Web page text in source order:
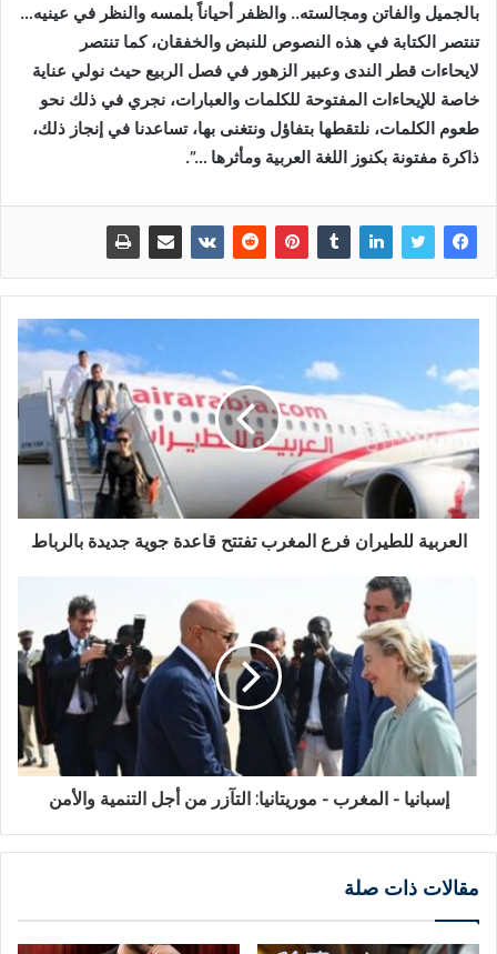
بالجميل والفاتن ومجالسته.. والظفر أحياناً بلمسه والنظر في عينيه…
تنتصر الكتابة في هذه النصوص للنبض والخفقان، كما تنتصر
لايحاءات قطر الندى وعبير الزهور في فصل الربيع حيث نولي عناية
خاصة للإيحاءات المفتوحة للكلمات والعبارات، نجري في ذلك نحو
طعوم الكلمات، نلتقطها بتفاؤل ونتغنى بها، تساعدنا في إنجاز ذلك،
ذاكرة مفتونة بكنوز اللغة العربية ومأثرها …”.
العربية للطيران فرع المغرب تفتتح قاعدة جوية جديدة بالرباط
إسبانيا - المغرب - موريتانيا: التآزر من أجل التنمية والأمن
مقالات ذات صلة